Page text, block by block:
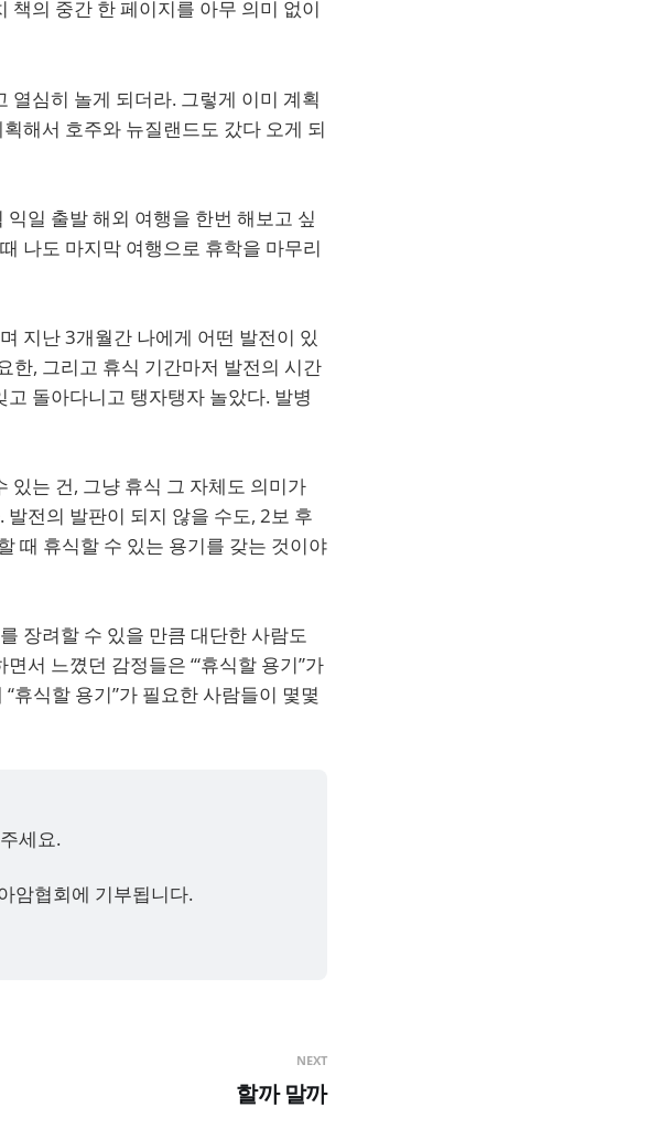
책의 중간 한 페이지를 아무 의미 없이
열심히 놀게 되더라. 그렇게 이미 계획
해서 호주와 뉴질랜드도 갔다 오게 되
일 출발 해외 여행을 한번 해보고 싶
나도 마지막 여행으로 휴학을 마무리
지난 3개월간 나에게 어떤 발전이 있
한, 그리고 휴식 기간마저 발전의 시간
돌아다니고 탱자탱자 놀았다. 발병
있는 건, 그냥 휴식 그 자체도 의미가
전의 발판이 되지 않을 수도, 2보 후
때 휴식할 수 있는 용기를 갖는 것이야
장려할 수 있을 만큼 대단한 사람도
서 느꼈던 감정들은 ‘“휴식할 용기”가
휴식할 용기”가 필요한 사람들이 몇몇
세요.
암협회에 기부됩니다.
NEXT
할까 말까